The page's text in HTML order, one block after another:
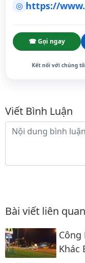
◎ https://
☎ Gọi ngay
Kết nối với chúng
Bình luận
Viết Bình Luận
Nội dung bình luận
Bài viết liên quan
Công
Khác